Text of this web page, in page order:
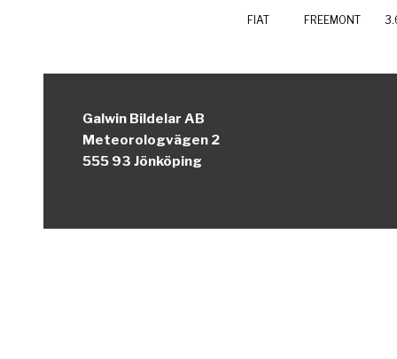
FIAT FREEMONT
Galwin Bildelar AB
Meteorologvägen 2
555 93 Jönköping